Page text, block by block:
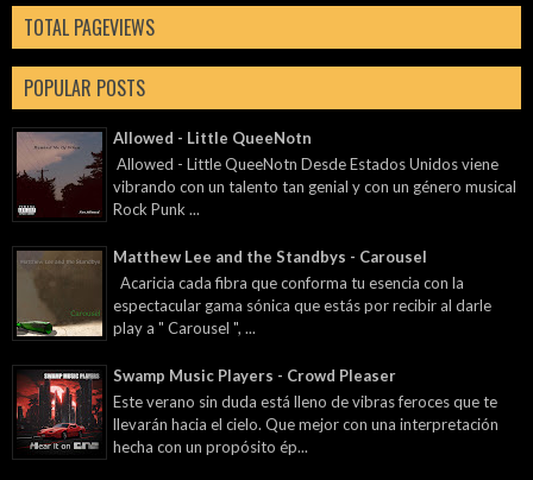
TOTAL PAGEVIEWS
POPULAR POSTS
Allowed - Little QueeNotn
Allowed - Little QueeNotn Desde Estados Unidos viene
vibrando con un talento tan genial y con un género musical
Rock Punk ...
Matthew Lee and the Standbys - Carousel
Acaricia cada fibra que conforma tu esencia con la
espectacular gama sónica que estás por recibir al darle
play a " Carousel ", ...
Swamp Music Players - Crowd Pleaser
Este verano sin duda está lleno de vibras feroces que te
llevarán hacia el cielo. Que mejor con una interpretación
hecha con un propósito ép...